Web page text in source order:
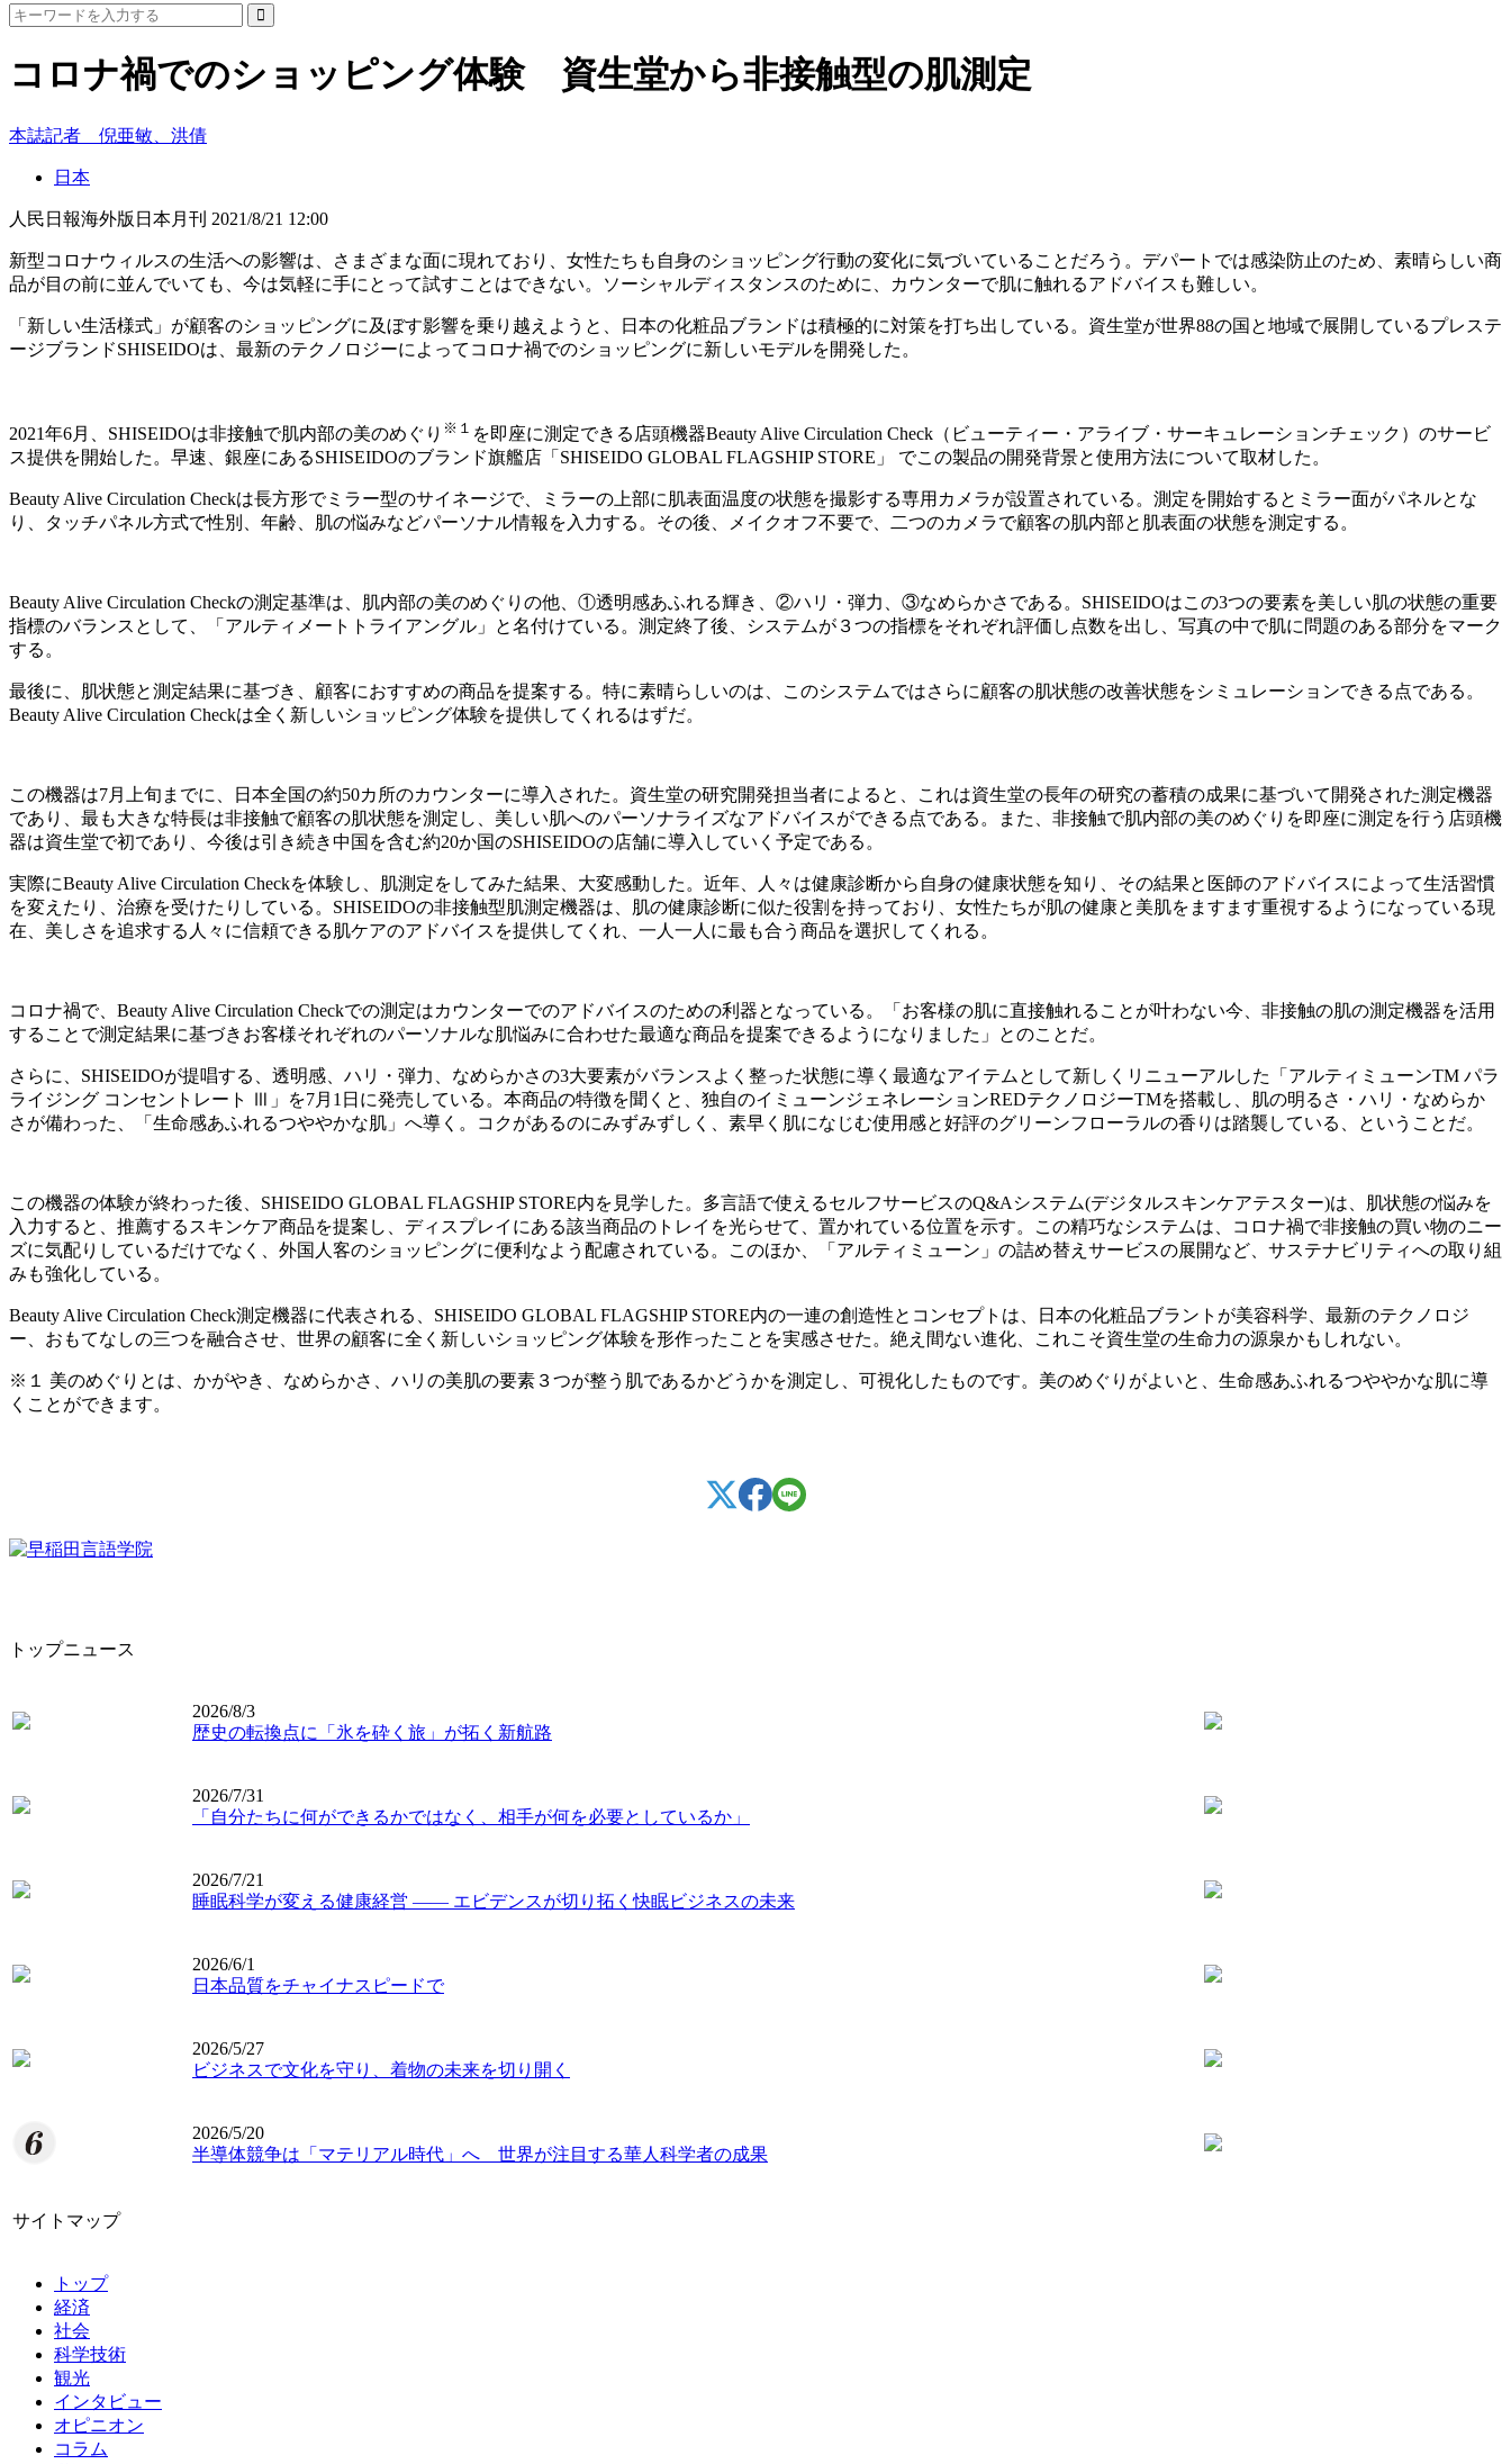
コロナ禍でのショッピング体験 資生堂から非接触型の肌測定
本誌記者 倪亜敏、洪倩
日本
人民日報海外版日本月刊 2021/8/21 12:00
新型コロナウィルスの生活への影響は、さまざまな面に現れており、女性たちも自身のショッピング行動の変化に気づいていることだろう。デパートでは感染防止のため、素晴らしい商
品が目の前に並んでいても、今は気軽に手にとって試すことはできない。ソーシャルディスタンスのために、カウンターで肌に触れるアドバイスも難しい。
「新しい生活様式」が顧客のショッピングに及ぼす影響を乗り越えようと、日本の化粧品ブランドは積極的に対策を打ち出している。資生堂が世界88の国と地域で展開しているプレステ
ージブランドSHISEIDOは、最新のテクノロジーによってコロナ禍でのショッピングに新しいモデルを開発した。
2021年6月、SHISEIDOは非接触で肌内部の美のめぐり ※１ を即座に測定できる店頭機器Beauty Alive Circulation Check（ビューティー・アライブ・サーキュレーションチェック）のサービ
ス提供を開始した。早速、銀座にあるSHISEIDOのブランド旗艦店「SHISEIDO GLOBAL FLAGSHIP STORE」 でこの製品の開発背景と使用方法について取材した。
Beauty Alive Circulation Checkは長方形でミラー型のサイネージで、ミラーの上部に肌表面温度の状態を撮影する専用カメラが設置されている。測定を開始するとミラー面がパネルとな
り、タッチパネル方式で性別、年齢、肌の悩みなどパーソナル情報を入力する。その後、メイクオフ不要で、二つのカメラで顧客の肌内部と肌表面の状態を測定する。
Beauty Alive Circulation Checkの測定基準は、肌内部の美のめぐりの他、①透明感あふれる輝き、②ハリ・弾力、③なめらかさである。SHISEIDOはこの3つの要素を美しい肌の状態の重要
指標のバランスとして、「アルティメートトライアングル」と名付けている。測定終了後、システムが３つの指標をそれぞれ評価し点数を出し、写真の中で肌に問題のある部分をマーク
する。
最後に、肌状態と測定結果に基づき、顧客におすすめの商品を提案する。特に素晴らしいのは、このシステムではさらに顧客の肌状態の改善状態をシミュレーションできる点である。
Beauty Alive Circulation Checkは全く新しいショッピング体験を提供してくれるはずだ。
この機器は7月上旬までに、日本全国の約50カ所のカウンターに導入された。資生堂の研究開発担当者によると、これは資生堂の長年の研究の蓄積の成果に基づいて開発された測定機器
であり、最も大きな特長は非接触で顧客の肌状態を測定し、美しい肌へのパーソナライズなアドバイスができる点である。また、非接触で肌内部の美のめぐりを即座に測定を行う店頭機
器は資生堂で初であり、今後は引き続き中国を含む約20か国のSHISEIDOの店舗に導入していく予定である。
実際にBeauty Alive Circulation Checkを体験し、肌測定をしてみた結果、大変感動した。近年、人々は健康診断から自身の健康状態を知り、その結果と医師のアドバイスによって生活習慣
を変えたり、治療を受けたりしている。SHISEIDOの非接触型肌測定機器は、肌の健康診断に似た役割を持っており、女性たちが肌の健康と美肌をますます重視するようになっている現
在、美しさを追求する人々に信頼できる肌ケアのアドバイスを提供してくれ、一人一人に最も合う商品を選択してくれる。
コロナ禍で、Beauty Alive Circulation Checkでの測定はカウンターでのアドバイスのための利器となっている。「お客様の肌に直接触れることが叶わない今、非接触の肌の測定機器を活用
することで測定結果に基づきお客様それぞれのパーソナルな肌悩みに合わせた最適な商品を提案できるようになりました」とのことだ。
さらに、SHISEIDOが提唱する、透明感、ハリ・弾力、なめらかさの3大要素がバランスよく整った状態に導く最適なアイテムとして新しくリニューアルした「アルティミューンTM パラ
ライジング コンセントレート Ⅲ」を7月1日に発売している。本商品の特徴を聞くと、独自のイミューンジェネレーションREDテクノロジーTMを搭載し、肌の明るさ・ハリ・なめらか
さが備わった、「生命感あふれるつややかな肌」へ導く。コクがあるのにみずみずしく、素早く肌になじむ使用感と好評のグリーンフローラルの香りは踏襲している、ということだ。
この機器の体験が終わった後、SHISEIDO GLOBAL FLAGSHIP STORE内を見学した。多言語で使えるセルフサービスのQ&Aシステム(デジタルスキンケアテスター)は、肌状態の悩みを
入力すると、推薦するスキンケア商品を提案し、ディスプレイにある該当商品のトレイを光らせて、置かれている位置を示す。この精巧なシステムは、コロナ禍で非接触の買い物のニー
ズに気配りしているだけでなく、外国人客のショッピングに便利なよう配慮されている。このほか、「アルティミューン」の詰め替えサービスの展開など、サステナビリティへの取り組
みも強化している。
Beauty Alive Circulation Check測定機器に代表される、SHISEIDO GLOBAL FLAGSHIP STORE内の一連の創造性とコンセプトは、日本の化粧品ブラントが美容科学、最新のテクノロジ
ー、おもてなしの三つを融合させ、世界の顧客に全く新しいショッピング体験を形作ったことを実感させた。絶え間ない進化、これこそ資生堂の生命力の源泉かもしれない。
※１ 美のめぐりとは、かがやき、なめらかさ、ハリの美肌の要素３つが整う肌であるかどうかを測定し、可視化したものです。美のめぐりがよいと、生命感あふれるつややかな肌に導
くことができます。
トップニュース
2026/8/3
歴史の転換点に「氷を砕く旅」が拓く新航路
2026/7/31
「自分たちに何ができるかではなく、相手が何を必要としているか」
2026/7/21
睡眠科学が変える健康経営 ―― エビデンスが切り拓く快眠ビジネスの未来
2026/6/1
日本品質をチャイナスピードで
2026/5/27
ビジネスで文化を守り、着物の未来を切り開く
2026/5/20
半導体競争は「マテリアル時代」へ 世界が注目する華人科学者の成果
サイトマップ
トップ
経済
社会
科学技術
観光
インタビュー
オピニオン
コラム